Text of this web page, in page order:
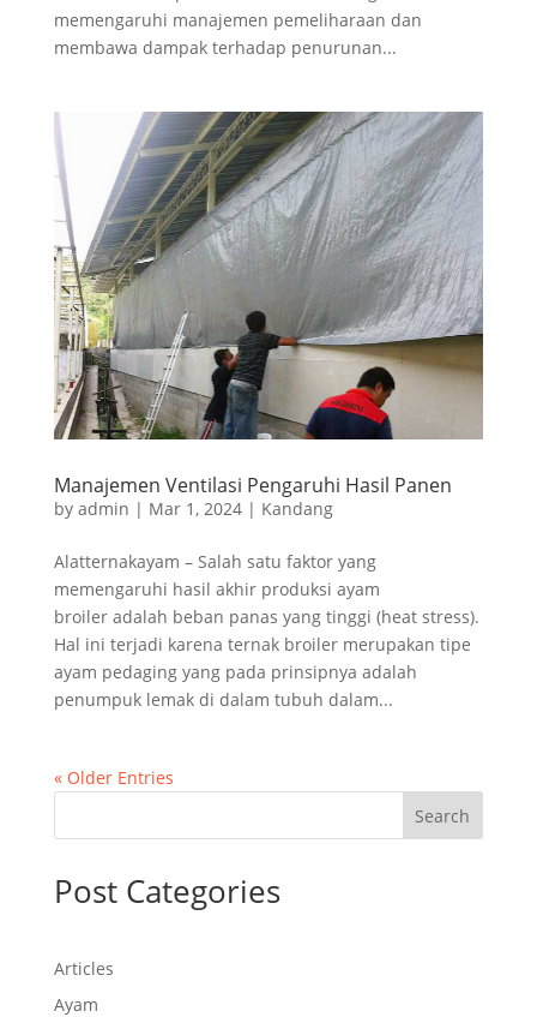
memengaruhi manajemen pemeliharaan dan
membawa dampak terhadap penurunan...
Manajemen Ventilasi Pengaruhi Hasil Panen
by admin | Mar 1, 2024| Kandang
Alatternakayam – Salah satu faktor yang
memengaruhi hasil akhir produksi ayam
broiler adalah beban panas yang tinggi (heat stress).
Hal ini terjadi karena ternak broiler merupakan tipe
ayam pedaging yang pada prinsipnya adalah
penumpuk lemak di dalam tubuh dalam...
« Older Entries
Search
Post Categories
Articles
Ayam